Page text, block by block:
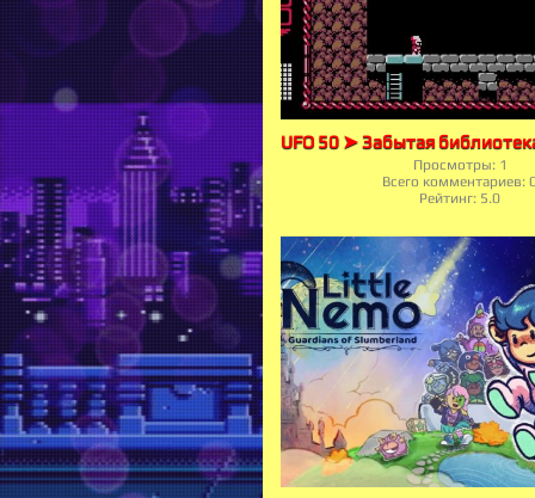
Просмотры: 1
Всего комментариев:
Рейтинг: 5.0